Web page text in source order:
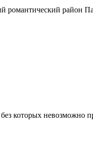
романтический район
которых невозможно